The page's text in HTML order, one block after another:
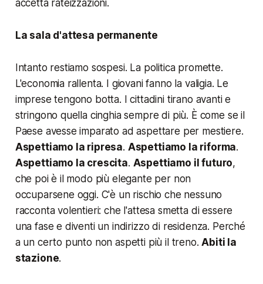
accetta rateizzazioni.
La sala d'attesa permanente
Intanto restiamo sospesi. La politica promette.
L'economia rallenta. I giovani fanno la valigia. Le
imprese tengono botta. I cittadini tirano avanti e
stringono quella cinghia sempre di più. È come se il
Paese avesse imparato ad aspettare per mestiere.
Aspettiamo la ripresa. Aspettiamo la riforma.
Aspettiamo la crescita. Aspettiamo il futuro,
che poi è il modo più elegante per non
occuparsene oggi. C'è un rischio che nessuno
racconta volentieri: che l'attesa smetta di essere
una fase e diventi un indirizzo di residenza. Perché
a un certo punto non aspetti più il treno.Abiti la
stazione.